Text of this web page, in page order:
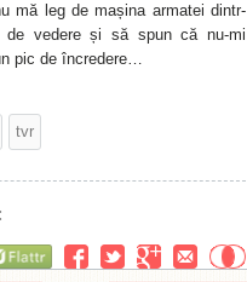
mă leg de mașina armatei dintr-
vedere și să spun că nu-mi
pic de încredere…
tvr